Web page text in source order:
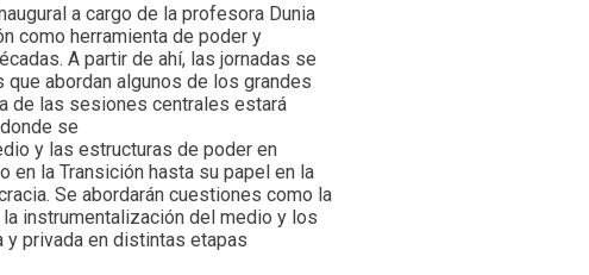
a cargo de la profesora Dunia
como herramienta de poder y
A partir de ahí, las jornadas se
abordan algunos de los grandes
de las sesiones centrales estará
se
y las estructuras de poder en
en la Transición hasta su papel en la
Se abordarán cuestiones como la
instrumentalización del medio y los
privada en distintas etapas